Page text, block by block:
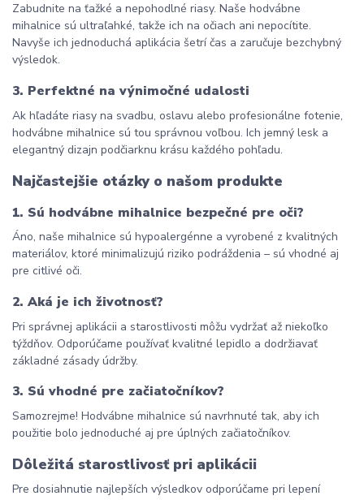
Zabudnite na ťažké a nepohodlné riasy. Naše hodvábne
mihalnice sú ultraľahké, takže ich na očiach ani nepocítite.
Navyše ich jednoduchá aplikácia šetrí čas a zaručuje bezchybný
výsledok.
3. Perfektné na výnimočné udalosti
Ak hľadáte riasy na svadbu, oslavu alebo profesionálne fotenie,
hodvábne mihalnice sú tou správnou voľbou. Ich jemný lesk a
elegantný dizajn podčiarknu krásu každého pohľadu.
Najčastejšie otázky o našom produkte
1. Sú hodvábne mihalnice bezpečné pre oči?
Áno, naše mihalnice sú hypoalergénne a vyrobené z kvalitných
materiálov, ktoré minimalizujú riziko podráždenia – sú vhodné aj
pre citlivé oči.
2. Aká je ich životnosť?
Pri správnej aplikácii a starostlivosti môžu vydržať až niekoľko
týždňov. Odporúčame používať kvalitné lepidlo a dodržiavať
základné zásady údržby.
3. Sú vhodné pre začiatočníkov?
Samozrejme! Hodvábne mihalnice sú navrhnuté tak, aby ich
použitie bolo jednoduché aj pre úplných začiatočníkov.
Dôležitá starostlivosť pri aplikácii
Pre dosiahnutie najlepších výsledkov odporúčame pri lepení